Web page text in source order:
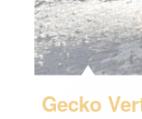
Gecko